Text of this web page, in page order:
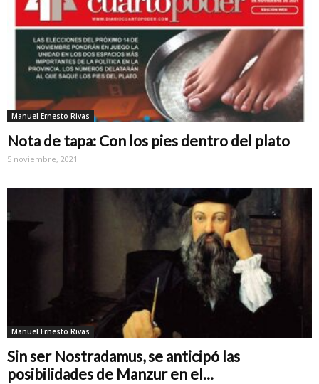
Manuel Ernesto Rivas
Nota de tapa: Con los pies dentro del plato
5 noviembre, 2021
Manuel Ernesto Rivas
Sin ser Nostradamus, se anticipó las
posibilidades de Manzur en el...